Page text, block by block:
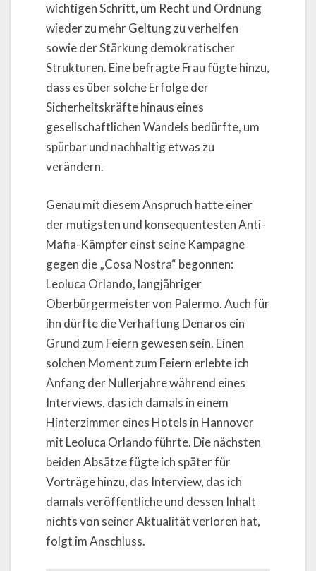
wichtigen Schritt, um Recht und Ordnung
wieder zu mehr Geltung zu verhelfen
sowie der Stärkung demokratischer
Strukturen. Eine befragte Frau fügte hinzu,
dass es über solche Erfolge der
Sicherheitskräfte hinaus eines
gesellschaftlichen Wandels bedürfte, um
spürbar und nachhaltig etwas zu
verändern.
Genau mit diesem Anspruch hatte einer
der mutigsten und konsequentesten Anti-
Mafia-Kämpfer einst seine Kampagne
gegen die „Cosa Nostra“ begonnen:
Leoluca Orlando, langjähriger
Oberbürgermeister von Palermo. Auch für
ihn dürfte die Verhaftung Denaros ein
Grund zum Feiern gewesen sein. Einen
solchen Moment zum Feiern erlebte ich
Anfang der Nullerjahre während eines
Interviews, das ich damals in einem
Hinterzimmer eines Hotels in Hannover
mit Leoluca Orlando führte. Die nächsten
beiden Absätze fügte ich später für
Vorträge hinzu, das Interview, das ich
damals veröffentliche und dessen Inhalt
nichts von seiner Aktualität verloren hat,
folgt im Anschluss.